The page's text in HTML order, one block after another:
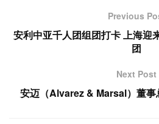
Previous
安利中亚千人团组团打卡 上海迎
团
Next Post
安迈（Alvarez & Marsal）董事